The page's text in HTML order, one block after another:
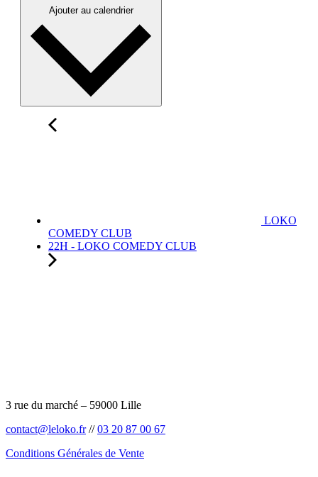
Ajouter au calendrier
LOKO
COMEDY CLUB
22H - LOKO COMEDY CLUB
3 rue du marché – 59000 Lille
contact@leloko.fr//03 20 87 00 67
Conditions Générales de Vente